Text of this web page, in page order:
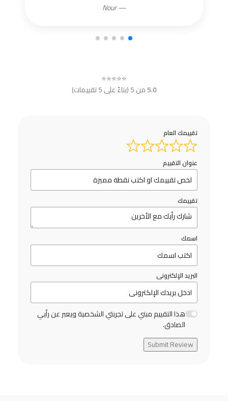
— Nour
⭐⭐⭐⭐⭐
5.0من 5 (بناءً على 5 تقييمات)
تقييمك العام
عنوان التقييم
تقييمك
اسمك
البريد الإلكترونى
هذا التقييم مبني على تجربتي الشخصية ويعبر عن رأيي
الصادق.
Submit Review